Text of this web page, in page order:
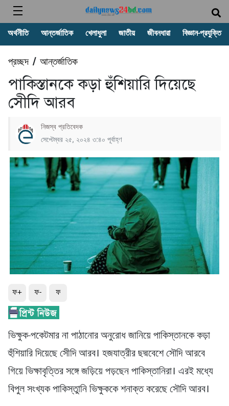
অর্থনীতি আন্তর্জাতিক খেলাধুলা জাতীয় জীবনধারা বিজ্ঞান-প্রযুক্তি
প্রচ্ছদ/ আন্তর্জাতিক
পাকিস্তানকে কড়া হুঁশিয়ারি দিয়েছে
সেীদি আরব
নিজস্ব প্রতিবেদক
সেপ্টেম্বর ২৫, ২০২৪ ৩:৪০ পূর্বাহ্ণ
ফ+ ফ- ফ
ভিক্ষুক-পকেটমার না পাঠানোর অনুরোধ জানিয়ে পাকিস্তানকে কড়া
হুঁশিয়ারি দিয়েছে সেীদি আরব। হজযাত্রীর ছদ্মবেশে সৌদি আরবে
গিয়ে ভিক্ষাবৃত্তির সঙ্গে জড়িয়ে পড়ছেন পাকিস্তানিরা। এরই মধ্যে
বিপুল সংখ্যক পাকিস্তুানি ভিক্ষুককে শনাক্ত করেছে সৌদি আরব।